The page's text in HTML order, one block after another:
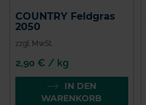
COUNTRY Feldgras
2050
zzgl. MwSt.
2,90 € / kg
IN DEN
WARENKORB